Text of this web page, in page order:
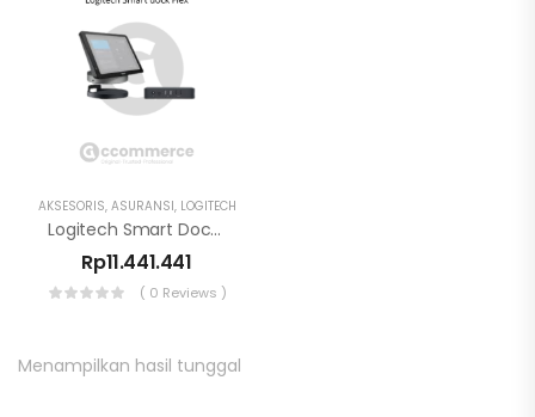
AKSESORIS, ASURANSI, LOGITECH
Logitech Smart Dock Flex
Rp11.441.441
( 0 Reviews )
Menampilkan hasil tunggal